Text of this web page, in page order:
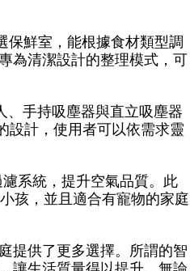
保鮮室，能根據食材類型調
為清潔設計的整理模式，可
、手持吸塵器與直立吸塵器
設計，使用者可以依需求靈
系統，提升空氣品質。此
孩，並且適合有寵物的家庭
提供了更多選擇。所謂的智